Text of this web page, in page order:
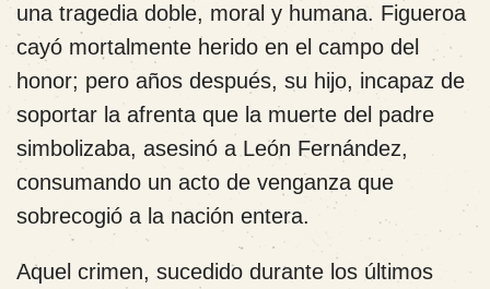
una tragedia doble, moral y humana. Figueroa
cayó mortalmente herido en el campo del
honor; pero años después, su hijo, incapaz de
soportar la afrenta que la muerte del padre
simbolizaba, asesinó a León Fernández,
consumando un acto de venganza que
sobrecogió a la nación entera.
Aquel crimen, sucedido durante los últimos